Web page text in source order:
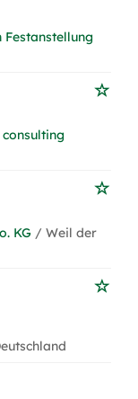
Festanstellung
KG / Weil der